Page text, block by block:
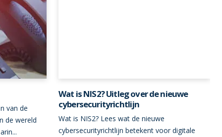
van de
de wereld
Wat is NIS2? Uitleg over de nieuwe
cybersecurityrichtlijn
Wat is NIS2? Lees wat de nieuwe
cybersecurityrichtlijn betekent voor digitale